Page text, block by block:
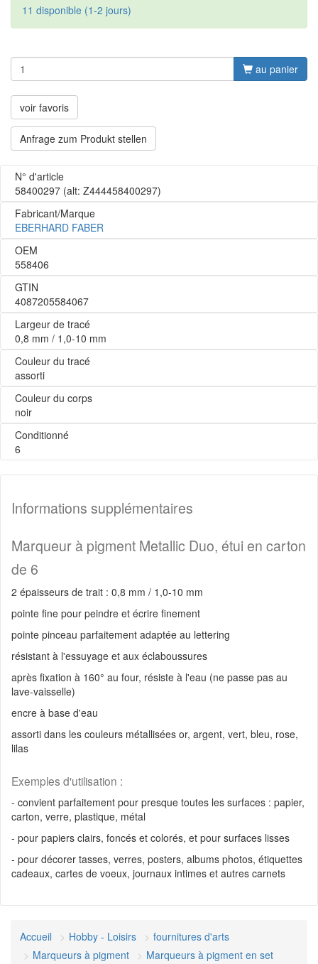
11 disponible (1-2 jours)
au panier
voir favoris
Anfrage zum Produkt stellen
N° d'article
58400297 (alt: Z444458400297)
Fabricant/Marque
EBERHARD FABER
OEM
558406
GTIN
4087205584067
Largeur de tracé
0,8 mm / 1,0-10 mm
Couleur du tracé
assorti
Couleur du corps
noir
Conditionné
6
Informations supplémentaires
Marqueur à pigment Metallic Duo, étui en carton
de 6
2 épaisseurs de trait : 0,8 mm / 1,0-10 mm
pointe fine pour peindre et écrire finement
pointe pinceau parfaitement adaptée au lettering
résistant à l'essuyage et aux éclaboussures
après fixation à 160° au four, résiste à l'eau (ne passe pas au
lave-vaisselle)
encre à base d'eau
assorti dans les couleurs métallisées or, argent, vert, bleu, rose,
lilas
Exemples d'utilisation :
- convient parfaitement pour presque toutes les surfaces : papier,
carton, verre, plastique, métal
- pour papiers clairs, foncés et colorés, et pour surfaces lisses
- pour décorer tasses, verres, posters, albums photos, étiquettes
cadeaux, cartes de voeux, journaux intimes et autres carnets
Accueil Hobby - Loisirs
fournitures d'arts
Marqueurs à pigment
Marqueurs à pigment en set